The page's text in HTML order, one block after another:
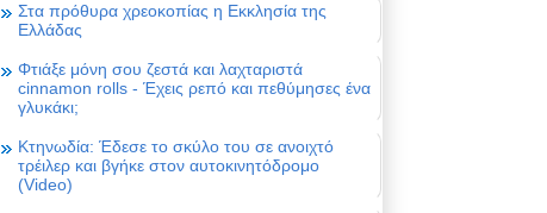
Στα πρόθυρα χρεοκοπίας η Εκκλησία της
Ελλάδας
Φτιάξε μόνη σου ζεστά και λαχταριστά
cinnamon rolls - Έχεις ρεπό και πεθύμησες ένα
γλυκάκι;
Κτηνωδία: Έδεσε το σκύλο του σε ανοιχτό
τρέιλερ και βγήκε στον αυτοκινητόδρομο
(Video)